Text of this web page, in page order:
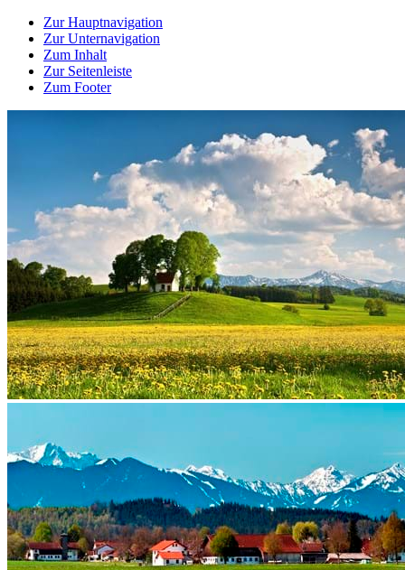
Zur Hauptnavigation
Zur Unternavigation
Zum Inhalt
Zur Seitenleiste
Zum Footer